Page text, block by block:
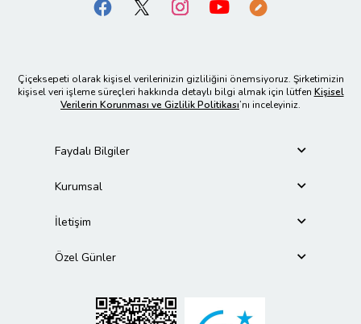
Çiçeksepeti olarak kişisel verilerinizin gizliliğini önemsiyoruz. Şirketimizin
kişisel veri işleme süreçleri hakkında detaylı bilgi almak için lütfen Kişisel
Verilerin Korunması ve Gizlilik Politikası’nı inceleyiniz.
Faydalı Bilgiler
Kurumsal
İletişim
Özel Günler